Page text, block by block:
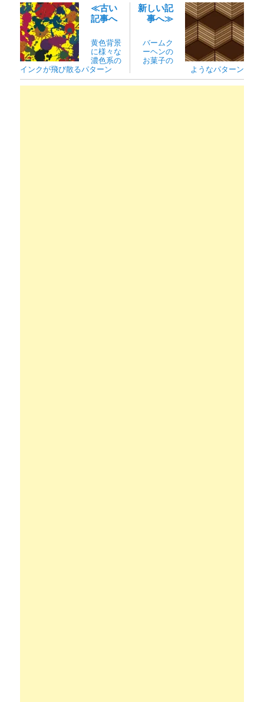
≪古い
記事へ
黄色背景
に様々な
濃色系の
インクが飛び散るパターン
新しい記
事へ≫
バームク
ーヘンの
お菓子の
ようなパターン